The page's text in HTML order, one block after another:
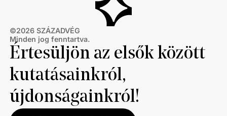
©2026 SZÁZADVÉG
Minden jog fenntartva.
Értesüljön az elsők között
kutatásainkról,
újdonságainkról!